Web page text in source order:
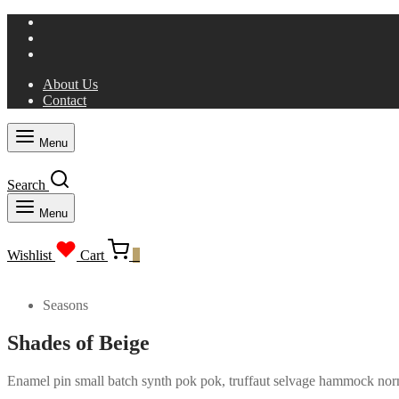
About Us
Contact
Menu
Search
Menu
Wishlist Cart
Seasons
Shades of Beige
Enamel pin small batch synth pok pok, truffaut selvage hammock